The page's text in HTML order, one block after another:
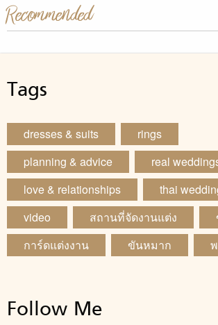
Recommended
Tags
dresses & suits
rings
planning & advice
real
love & relationships
thai
video
สถานที่จัดงานแต่ง
การ์ดแต่งงาน
ขันหมาก
Follow Me